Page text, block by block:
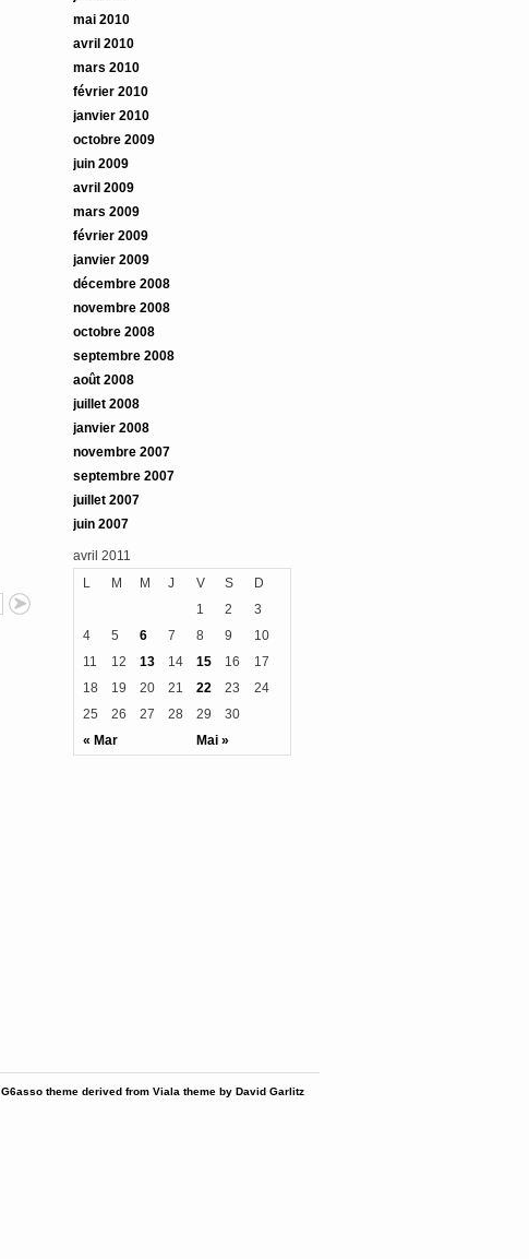
mai 2010
avril 2010
mars 2010
février 2010
janvier 2010
octobre 2009
juin 2009
avril 2009
mars 2009
février 2009
janvier 2009
décembre 2008
novembre 2008
octobre 2008
septembre 2008
août 2008
juillet 2008
janvier 2008
novembre 2007
septembre 2007
juillet 2007
juin 2007
avril 2011
L
M M J V S D
« Mar Mai »
1 2
3
4
5 6 7 8 9
10
11
12 13 14 15 16
17
18
19 20 21 22 23
24
25
26 27 28 29 30
G6asso theme derived from Viala theme by David Garlitz